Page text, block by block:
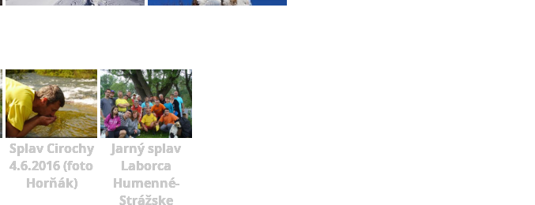
Splav Cirochy
4.6.2016 (foto
Horňák)
Jarný splav
Laborca
Humenné-
Strážske